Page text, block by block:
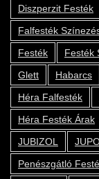
Diszperzit Festék
Falfesték
Festék
Festék
Glett
Habarcs
Héra Falfesték
Héra Festék Árak
JUBIZOL
Penészgátló